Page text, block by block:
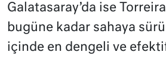
Galatasaray’da ise
bugüne kadar sahaya
içinde en dengeli ve